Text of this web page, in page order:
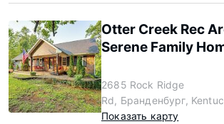
Otter Creek Rec
Serene Family
2685 Rock Ridge
Rd, Бранденбург,
Показать карту